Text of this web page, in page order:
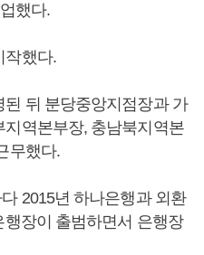
했다.
작했다.
뒤 분당중앙지점장과 가
역본부장, 충남북지역본
무했다.
2015년 하나은행과 외환
장이 출범하면서 은행장